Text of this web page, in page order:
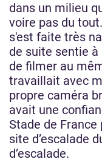
dans un milieu
voire pas du
s'est faite très
de suite sentie à
de filmer au
travaillait avec
propre caméra
avait une
Stade de France
site d’escalade
d’escalade.